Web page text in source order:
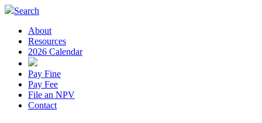
Search
About
Resources
2026 Calendar
Pay Fine
Pay Fee
File an NPV
Contact